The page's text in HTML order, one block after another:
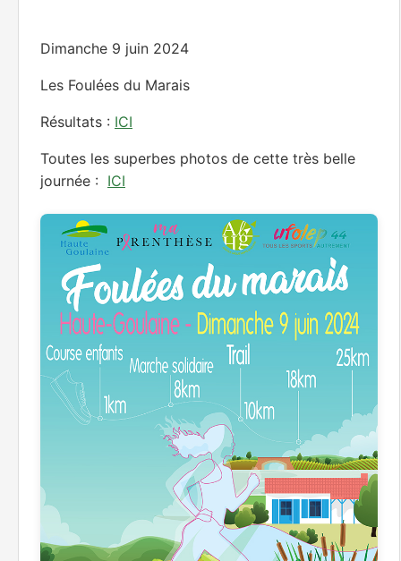
Dimanche 9 juin 2024
Les Foulées du Marais
Résultats : ICI
Toutes les superbes photos de cette très belle
journée : ICI